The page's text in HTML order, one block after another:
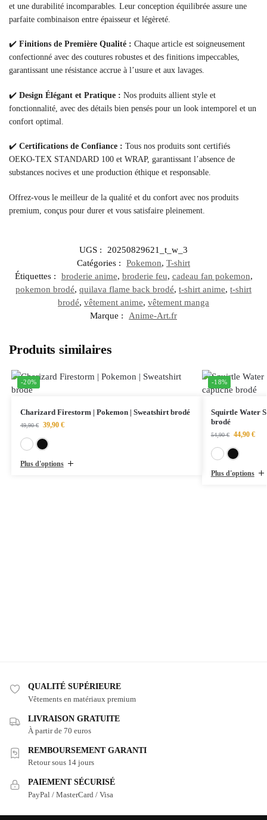
et une durabilité incomparables. Leur conception équilibrée assure une
parfaite combinaison entre épaisseur et légèreté.
✔️ Finitions de Première Qualité : Chaque article est soigneusement
confectionné avec des coutures robustes et des finitions impeccables,
garantissant une résistance accrue à l’usure et aux lavages.
✔️ Design Élégant et Pratique : Nos produits allient style et
fonctionnalité, avec des détails bien pensés pour un look intemporel et un
confort optimal.
✔️ Certifications de Confiance : Tous nos produits sont certifiés
OEKO-TEX STANDARD 100 et WRAP, garantissant l’absence de
substances nocives et une production éthique et responsable.
Offrez-vous le meilleur de la qualité et du confort avec nos produits
premium, conçus pour durer et vous satisfaire pleinement.
UGS :
20250829621_t_w_3
Catégories :
Pokemon, T-shirt
Étiquettes :
broderie anime, broderie feu, cadeau fan pokemon,
pokemon brodé, quilava flame back brodé, t-shirt anime, t-shirt
brodé, vêtement anime, vêtement manga
Marque :
Anime-Art.fr
Produits similaires
-20%
Charizard Firestorm | Pokemon | Sweatshirt brodé
49,90€ 39,90 €
Plus d'options
-18%
Squirtle Water
brodé
54,90€ 44,90 €
Plus d'options
QUALITÉ SUPÉRIEURE
Vêtements en matériaux premium
LIVRAISON GRATUITE
À partir de 70 euros
REMBOURSEMENT GARANTI
Retour sous 14 jours
PAIEMENT SÉCURISÉ
PayPal / MasterCard / Visa